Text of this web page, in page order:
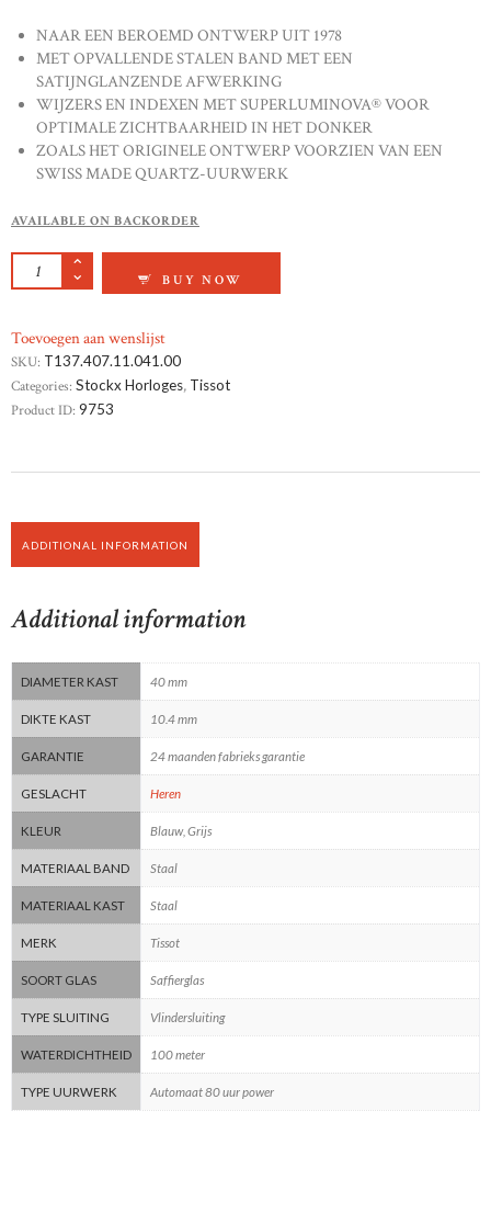
NAAR EEN BEROEMD ONTWERP UIT 1978
MET OPVALLENDE STALEN BAND MET EEN
SATIJNGLANZENDE AFWERKING
WIJZERS EN INDEXEN MET SUPERLUMINOVA® VOOR
OPTIMALE ZICHTBAARHEID IN HET DONKER
ZOALS HET ORIGINELE ONTWERP VOORZIEN VAN EEN
SWISS MADE QUARTZ-UURWERK
AVAILABLE ON BACKORDER
TISSOT PRX POWERMATIC 80 QUANTITY
BUY NOW
Toevoegen aan wenslijst
SKU: T137.407.11.041.00
Categories: Stockx Horloges, Tissot
Product ID: 9753
ADDITIONAL INFORMATION
Additional information
DIAMETER KAST 40 mm
DIKTE KAST 10.4 mm
GARANTIE 24 maanden fabrieks garantie
GESLACHT Heren
KLEUR Blauw, Grijs
MATERIAAL BAND Staal
MATERIAAL KAST Staal
MERK Tissot
SOORT GLAS Saffierglas
TYPE SLUITING Vlindersluiting
WATERDICHTHEID 100 meter
TYPE UURWERK Automaat 80 uur power